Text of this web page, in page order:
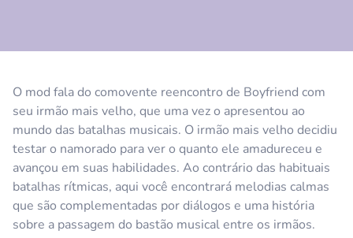
O mod fala do comovente reencontro de Boyfriend com
seu irmão mais velho, que uma vez o apresentou ao
mundo das batalhas musicais. O irmão mais velho decidiu
testar o namorado para ver o quanto ele amadureceu e
avançou em suas habilidades. Ao contrário das habituais
batalhas rítmicas, aqui você encontrará melodias calmas
que são complementadas por diálogos e uma história
sobre a passagem do bastão musical entre os irmãos.